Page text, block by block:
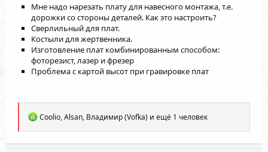
Мне надо нарезать плату для навесного монтажа, т.е.
дорожки со стороны деталей. Как это настроить?
Сверлильный для плат.
Костыли для жертвенника.
Изготовление плат комбинированным способом:
фоторезист, лазер и фрезер
Проблема с картой высот при гравировке плат
Р
а
к
Coolio,Alsan, Владимир (Vofka) и ещё 1 человек